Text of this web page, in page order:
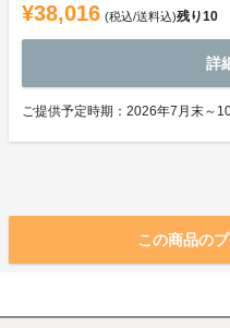
¥38,016 (税込/送料込)残り10
詳
ご提供予定時期：2026年7月末～
この商品の